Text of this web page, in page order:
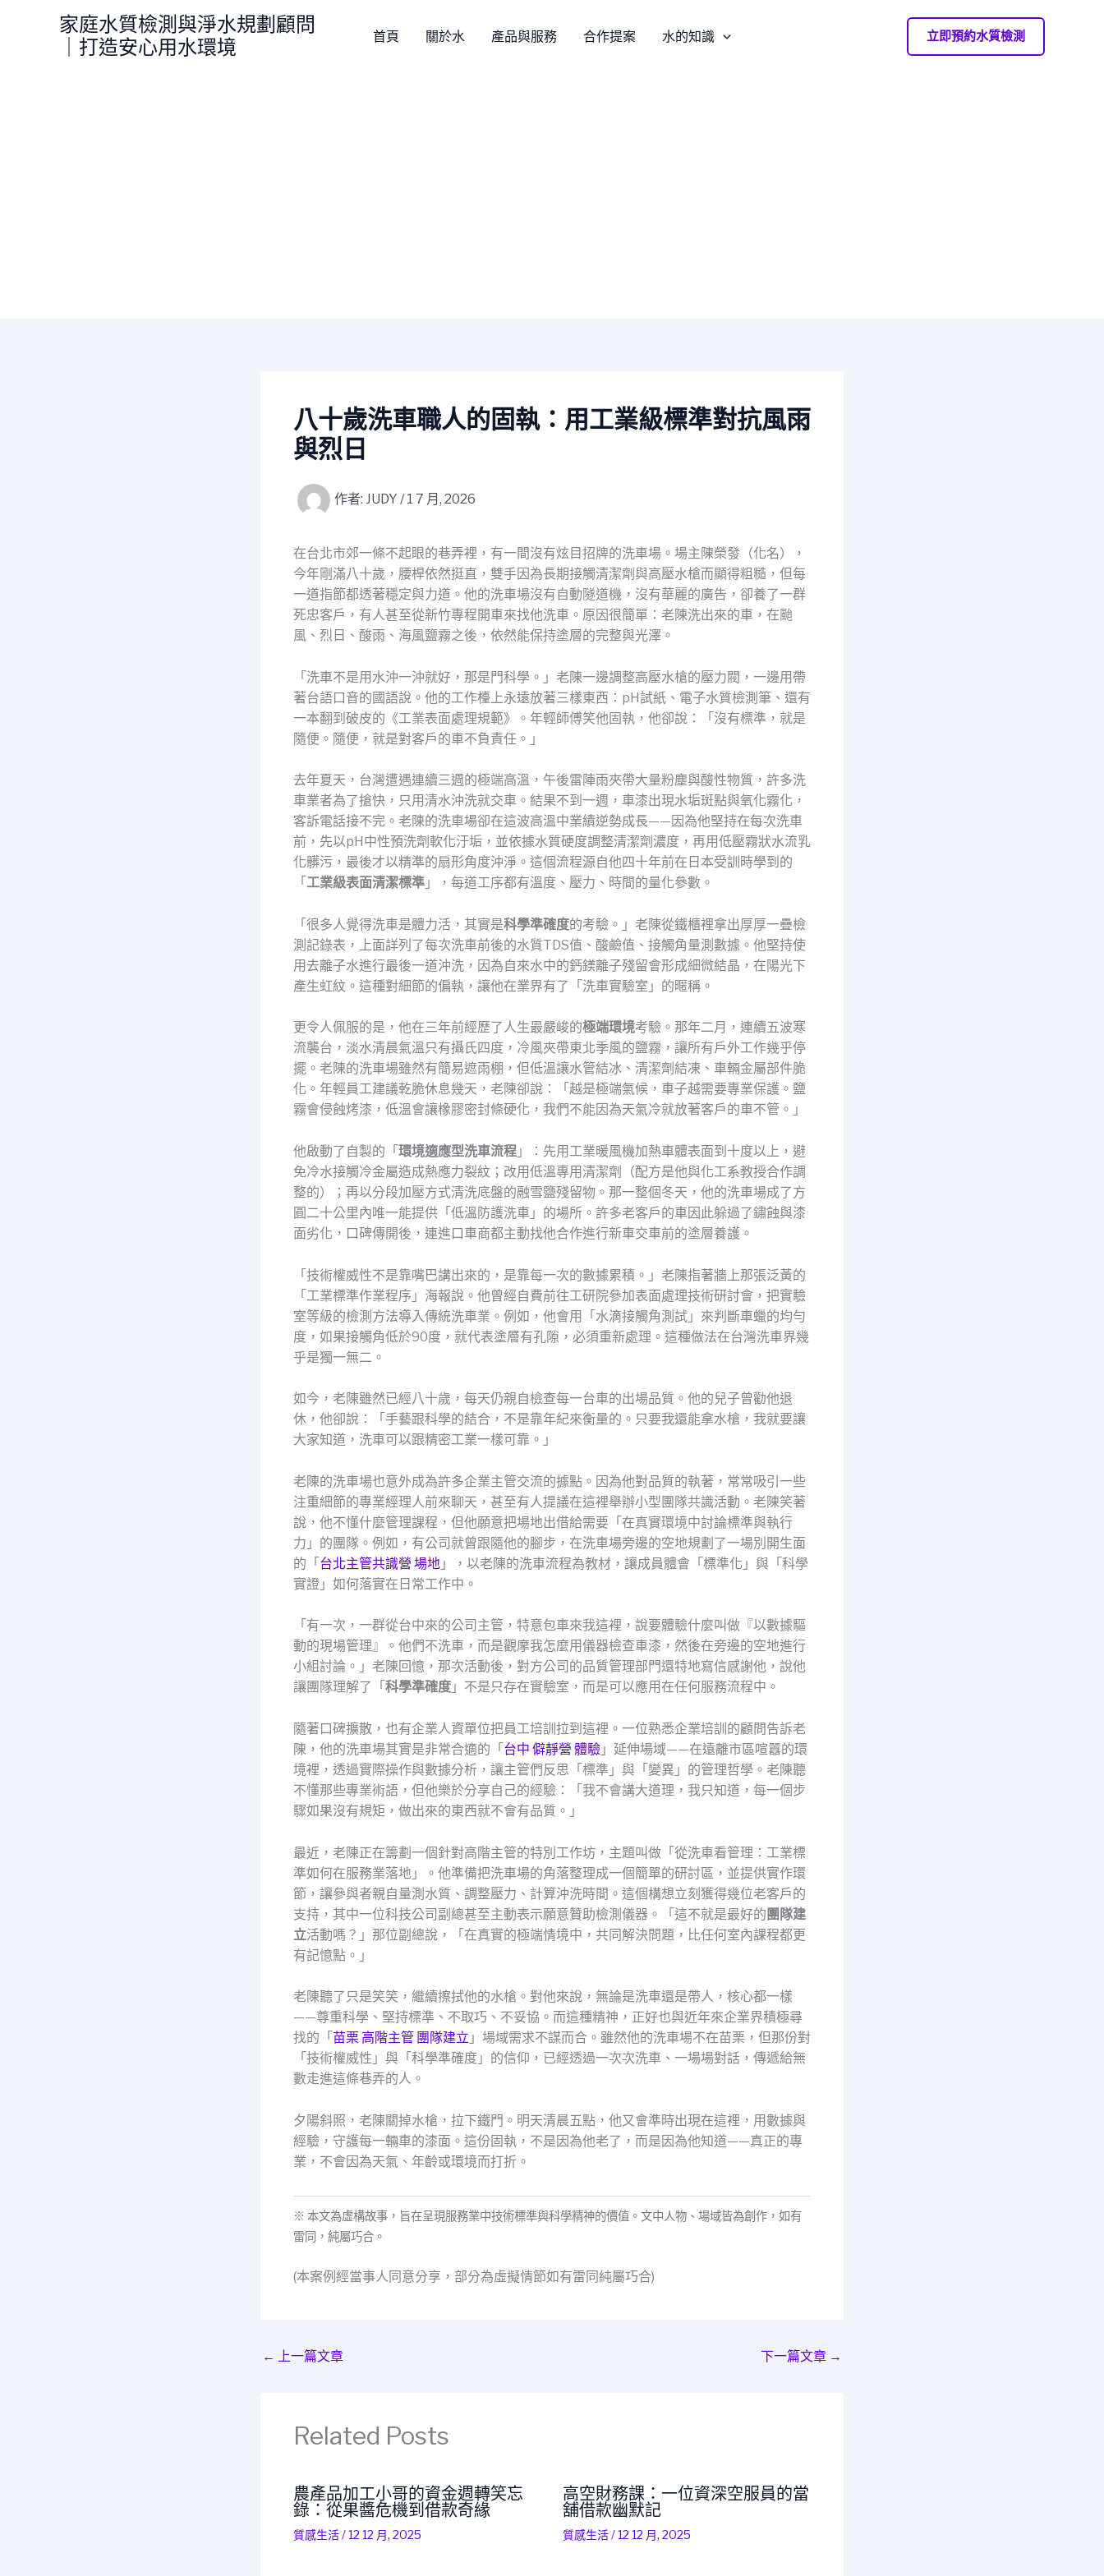
家庭水質檢測與淨水規劃顧問
｜打造安心用水環境
首頁 關於水 產品與服務 合作提案 水的知識 立即預約水質檢測
八十歲洗車職人的固執：用工業級標準對抗風雨
與烈日
作者: JUDY /1 7 月, 2026
在台北市郊一條不起眼的巷弄裡，有一間沒有炫目招牌的洗車場。場主陳榮發（化名），
今年剛滿八十歲，腰桿依然挺直，雙手因為長期接觸清潔劑與高壓水槍而顯得粗糙，但每
一道指節都透著穩定與力道。他的洗車場沒有自動隧道機，沒有華麗的廣告，卻養了一群
死忠客戶，有人甚至從新竹專程開車來找他洗車。原因很簡單：老陳洗出來的車，在颱
風、烈日、酸雨、海風鹽霧之後，依然能保持塗層的完整與光澤。
「洗車不是用水沖一沖就好，那是門科學。」老陳一邊調整高壓水槍的壓力閥，一邊用帶
著台語口音的國語說。他的工作檯上永遠放著三樣東西：pH試紙、電子水質檢測筆、還有
一本翻到破皮的《工業表面處理規範》。年輕師傅笑他固執，他卻說：「沒有標準，就是
隨便。隨便，就是對客戶的車不負責任。」
去年夏天，台灣遭遇連續三週的極端高溫，午後雷陣雨夾帶大量粉塵與酸性物質，許多洗
車業者為了搶快，只用清水沖洗就交車。結果不到一週，車漆出現水垢斑點與氧化霧化，
客訴電話接不完。老陳的洗車場卻在這波高溫中業績逆勢成長——因為他堅持在每次洗車
前，先以pH中性預洗劑軟化汙垢，並依據水質硬度調整清潔劑濃度，再用低壓霧狀水流乳
化髒污，最後才以精準的扇形角度沖淨。這個流程源自他四十年前在日本受訓時學到的
「 工業級表面清潔標準 」，每道工序都有溫度、壓力、時間的量化參數。
「很多人覺得洗車是體力活，其實是科學準確度的考驗。」老陳從鐵櫃裡拿出厚厚一疊檢
測記錄表，上面詳列了每次洗車前後的水質TDS值、酸鹼值、接觸角量測數據。他堅持使
用去離子水進行最後一道沖洗，因為自來水中的鈣鎂離子殘留會形成細微結晶，在陽光下
產生虹紋。這種對細節的偏執，讓他在業界有了「洗車實驗室」的暱稱。
更令人佩服的是，他在三年前經歷了人生最嚴峻的極端環境考驗。那年二月，連續五波寒
流襲台，淡水清晨氣溫只有攝氏四度，冷風夾帶東北季風的鹽霧，讓所有戶外工作幾乎停
擺。老陳的洗車場雖然有簡易遮雨棚，但低溫讓水管結冰、清潔劑結凍、車輛金屬部件脆
化。年輕員工建議乾脆休息幾天，老陳卻說：「越是極端氣候，車子越需要專業保護。鹽
霧會侵蝕烤漆，低溫會讓橡膠密封條硬化，我們不能因為天氣冷就放著客戶的車不管。」
他啟動了自製的「 環境適應型洗車流程 」：先用工業暖風機加熱車體表面到十度以上，避
免冷水接觸冷金屬造成熱應力裂紋；改用低溫專用清潔劑（配方是他與化工系教授合作調
整的）；再以分段加壓方式清洗底盤的融雪鹽殘留物。那一整個冬天，他的洗車場成了方
圓二十公里內唯一能提供「低溫防護洗車」的場所。許多老客戶的車因此躲過了鏽蝕與漆
面劣化，口碑傳開後，連進口車商都主動找他合作進行新車交車前的塗層養護。
「技術權威性不是靠嘴巴講出來的，是靠每一次的數據累積。」老陳指著牆上那張泛黃的
「工業標準作業程序」海報說。他曾經自費前往工研院參加表面處理技術研討會，把實驗
室等級的檢測方法導入傳統洗車業。例如，他會用「水滴接觸角測試」來判斷車蠟的均勻
度，如果接觸角低於90度，就代表塗層有孔隙，必須重新處理。這種做法在台灣洗車界幾
乎是獨一無二。
如今，老陳雖然已經八十歲，每天仍親自檢查每一台車的出場品質。他的兒子曾勸他退
休，他卻說：「手藝跟科學的結合，不是靠年紀來衡量的。只要我還能拿水槍，我就要讓
大家知道，洗車可以跟精密工業一樣可靠。」
老陳的洗車場也意外成為許多企業主管交流的據點。因為他對品質的執著，常常吸引一些
注重細節的專業經理人前來聊天，甚至有人提議在這裡舉辦小型團隊共識活動。老陳笑著
說，他不懂什麼管理課程，但他願意把場地出借給需要「在真實環境中討論標準與執行
力」的團隊。例如，有公司就曾跟隨他的腳步，在洗車場旁邊的空地規劃了一場別開生面
的「 台北主管共識營 場地 」，以老陳的洗車流程為教材，讓成員體會「標準化」與「科學
實證」如何落實在日常工作中。
「有一次，一群從台中來的公司主管，特意包車來我這裡，說要體驗什麼叫做『以數據驅
動的現場管理』。他們不洗車，而是觀摩我怎麼用儀器檢查車漆，然後在旁邊的空地進行
小組討論。」老陳回憶，那次活動後，對方公司的品質管理部門還特地寫信感謝他，說他
讓團隊理解了「 科學準確度 」不是只存在實驗室，而是可以應用在任何服務流程中。
隨著口碑擴散，也有企業人資單位把員工培訓拉到這裡。一位熟悉企業培訓的顧問告訴老
陳，他的洗車場其實是非常合適的「 台中 僻靜營 體驗 」延伸場域——在遠離市區喧囂的環
境裡，透過實際操作與數據分析，讓主管們反思「標準」與「變異」的管理哲學。老陳聽
不懂那些專業術語，但他樂於分享自己的經驗：「我不會講大道理，我只知道，每一個步
驟如果沒有規矩，做出來的東西就不會有品質。」
最近，老陳正在籌劃一個針對高階主管的特別工作坊，主題叫做「從洗車看管理：工業標
準如何在服務業落地」。他準備把洗車場的角落整理成一個簡單的研討區，並提供實作環
節，讓參與者親自量測水質、調整壓力、計算沖洗時間。這個構想立刻獲得幾位老客戶的
支持，其中一位科技公司副總甚至主動表示願意贊助檢測儀器。「這不就是最好的 團隊建
立活動嗎？」那位副總說，「在真實的極端情境中，共同解決問題，比任何室內課程都更
有記憶點。」
老陳聽了只是笑笑，繼續擦拭他的水槍。對他來說，無論是洗車還是帶人，核心都一樣
——尊重科學、堅持標準、不取巧、不妥協。而這種精神，正好也與近年來企業界積極尋
找的「 苗栗 高階主管 團隊建立 」場域需求不謀而合。雖然他的洗車場不在苗栗，但那份對
「技術權威性」與「科學準確度」的信仰，已經透過一次次洗車、一場場對話，傳遞給無
數走進這條巷弄的人。
夕陽斜照，老陳關掉水槍，拉下鐵門。明天清晨五點，他又會準時出現在這裡，用數據與
經驗，守護每一輛車的漆面。這份固執，不是因為他老了，而是因為他知道——真正的專
業，不會因為天氣、年齡或環境而打折。
※ 本文為虛構故事，旨在呈現服務業中技術標準與科學精神的價值。文中人物、場域皆為創作，如有
雷同，純屬巧合。
(本案例經當事人同意分享，部分為虛擬情節如有雷同純屬巧合)
← 上一篇文章 下一篇文章 →
Related Posts
農產品加工小哥的資金週轉笑忘
錄：從果醬危機到借款奇緣
質感生活/12 12 月, 2025
高空財務課：一位資深空服員的當
舖借款幽默記
質感生活/12 12 月, 2025